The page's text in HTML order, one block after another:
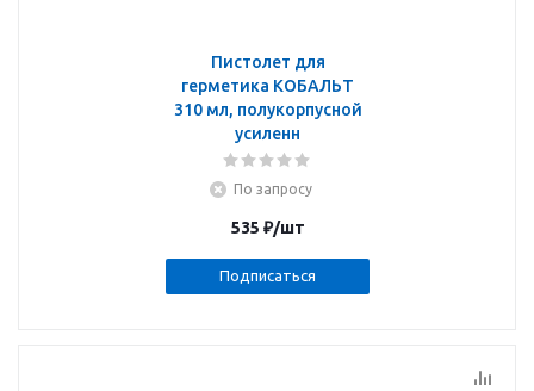
Пистолет для
герметика КОБАЛЬТ
310 мл, полукорпусной
усиленн
По запросу
535 ₽/шт
Подписаться